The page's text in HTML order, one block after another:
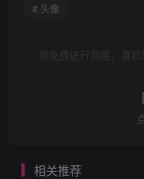
# 头像
将免费进行到底，喜
相关推荐